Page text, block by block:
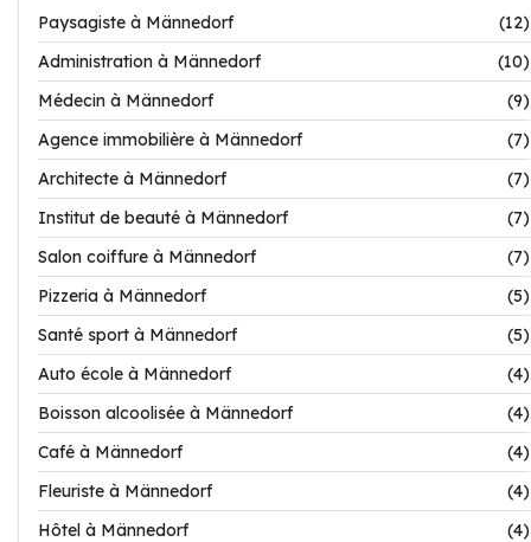
Paysagiste à Männedorf
(12)
Administration à Männedorf
(10)
Médecin à Männedorf
(9)
Agence immobilière à Männedorf
(7)
Architecte à Männedorf
(7)
Institut de beauté à Männedorf
(7)
Salon coiffure à Männedorf
(7)
Pizzeria à Männedorf
(5)
Santé sport à Männedorf
(5)
Auto école à Männedorf
(4)
Boisson alcoolisée à Männedorf
(4)
Café à Männedorf
(4)
Fleuriste à Männedorf
(4)
Hôtel à Männedorf
(4)